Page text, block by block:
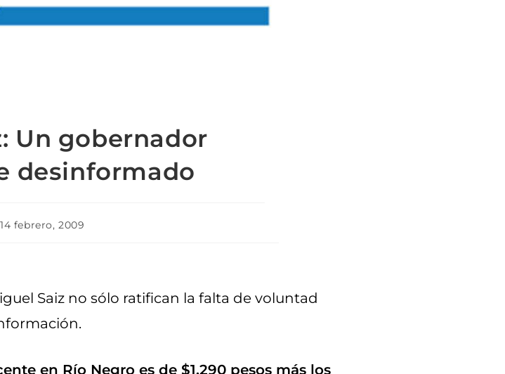
Un gobernador
desinformado
14 febrero, 2009
Saiz no sólo ratifican la falta de voluntad
en Río Negro es de $1.290 pesos más los